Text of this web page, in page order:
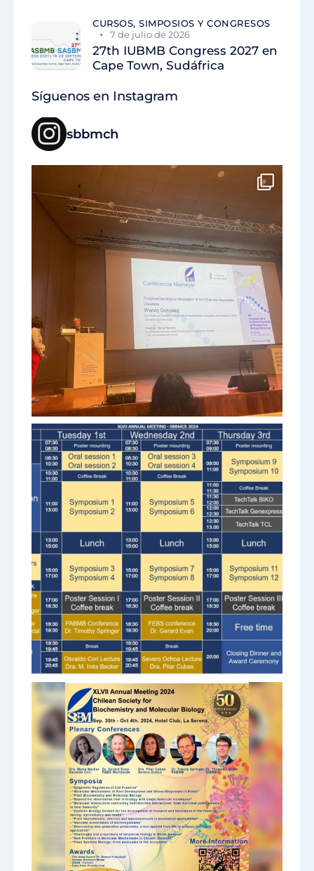
CURSOS, SIMPOSIOS Y CONGRESOS
7 de julio de 2026
27th IUBMB Congress 2027 en
Cape Town, Sudáfrica
Síguenos en Instagram
sbbmch